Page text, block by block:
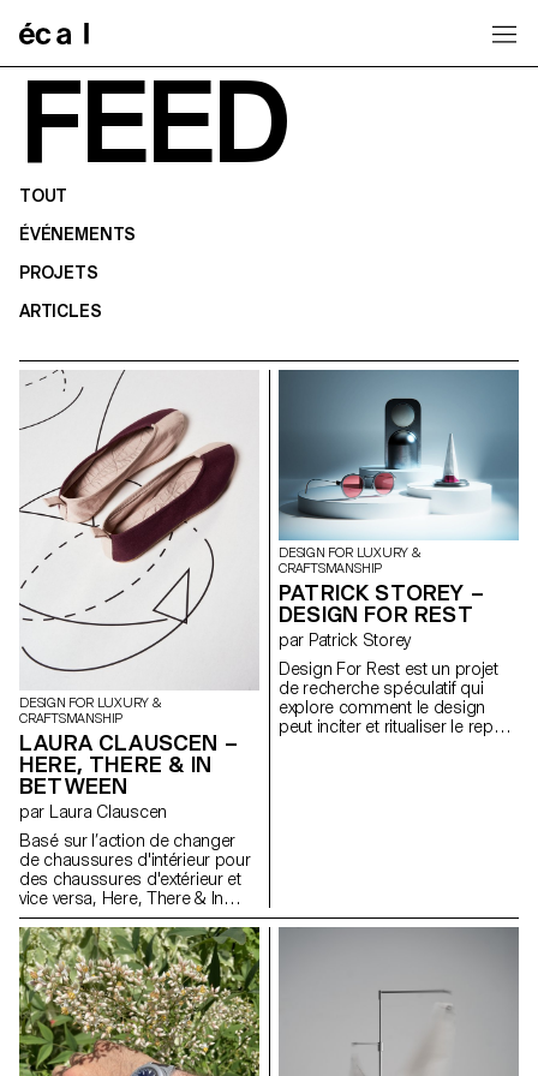
FEED
TOUT
ÉVÉNEMENTS
PROJETS
ARTICLES
DESIGN FOR LUXURY &
CRAFTSMANSHIP
LAURA CLAUSCEN –
HERE, THERE & IN
BETWEEN
par Laura Clauscen
Basé sur l’action de changer
de chaussures d'intérieur pour
des chaussures d'extérieur et
vice versa, Here, There & In
Between est un projet explorant
comment nous percevons et
comprenons l'espace, à travers
des rituels sensoriels, des
mouvements et des artefacts
matériels. Deux paires de
chaussures, placées dans une
zone liminaire, font office à la
fois de métaphores et
DESIGN FOR LUXURY &
CRAFTSMANSHIP
PATRICK STOREY –
DESIGN FOR REST
par Patrick Storey
Design For Rest est un projet
de recherche spéculatif qui
explore comment le design
peut inciter et ritualiser le repos
trois objets : Glasses for the
un dispositif poétique utilisant
la chromatographie pour
; et Phase, un interrupteur
d’incitation qui coupe le Wi-Fi et